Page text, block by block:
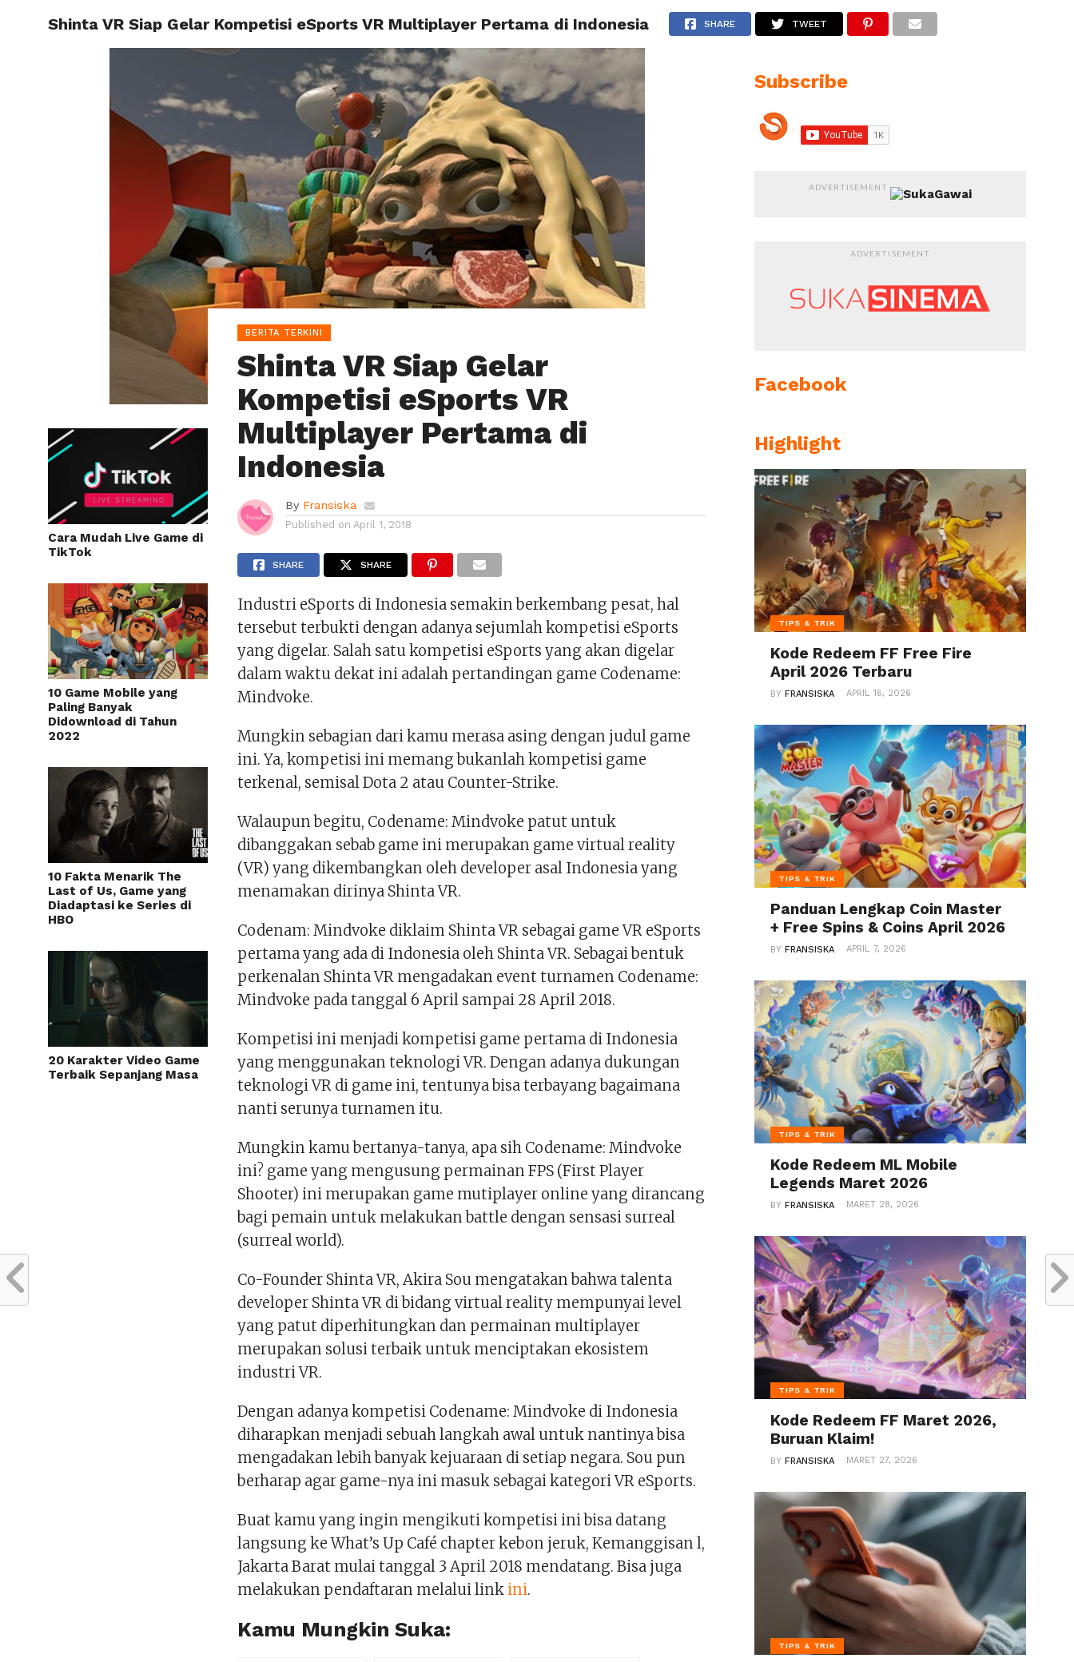
HOME BERITA TIPS & TRIK REVIEW PRESS RELEASE
Shinta VR Siap Gelar Kompetisi eSports VR Multiplayer Pertama di Indonesia SHARE TWEET
Cara Mudah Live Game di
TikTok
10 Game Mobile yang
Paling Banyak
Didownload di Tahun
2022
10 Fakta Menarik The
Last of Us, Game yang
Diadaptasi ke Series di
HBO
20 Karakter Video Game
Terbaik Sepanjang Masa
BERITA TERKINI
Shinta VR Siap Gelar
Kompetisi eSports VR
Multiplayer Pertama di
Indonesia
By Fransiska
Published on April 1, 2018
SHARE SHARE
Industri eSports di Indonesia semakin berkembang pesat, hal
tersebut terbukti dengan adanya sejumlah kompetisi eSports
yang digelar. Salah satu kompetisi eSports yang akan digelar
dalam waktu dekat ini adalah pertandingan game Codename:
Mindvoke.
Mungkin sebagian dari kamu merasa asing dengan judul game
ini. Ya, kompetisi ini memang bukanlah kompetisi game
terkenal, semisal Dota 2 atau Counter-Strike.
Walaupun begitu, Codename: Mindvoke patut untuk
dibanggakan sebab game ini merupakan game virtual reality
(VR) yang dikembangkan oleh developer asal Indonesia yang
menamakan dirinya Shinta VR.
Codenam: Mindvoke diklaim Shinta VR sebagai game VR eSports
pertama yang ada di Indonesia oleh Shinta VR. Sebagai bentuk
perkenalan Shinta VR mengadakan event turnamen Codename:
Mindvoke pada tanggal 6 April sampai 28 April 2018.
Kompetisi ini menjadi kompetisi game pertama di Indonesia
yang menggunakan teknologi VR. Dengan adanya dukungan
teknologi VR di game ini, tentunya bisa terbayang bagaimana
nanti serunya turnamen itu.
Mungkin kamu bertanya-tanya, apa sih Codename: Mindvoke
ini? game yang mengusung permainan FPS (First Player
Shooter) ini merupakan game mutiplayer online yang dirancang
bagi pemain untuk melakukan battle dengan sensasi surreal
(surreal world).
Co-Founder Shinta VR, Akira Sou mengatakan bahwa talenta
developer Shinta VR di bidang virtual reality mempunyai level
yang patut diperhitungkan dan permainan multiplayer
merupakan solusi terbaik untuk menciptakan ekosistem
industri VR.
Dengan adanya kompetisi Codename: Mindvoke di Indonesia
diharapkan menjadi sebuah langkah awal untuk nantinya bisa
mengadakan lebih banyak kejuaraan di setiap negara. Sou pun
berharap agar game-nya ini masuk sebagai kategori VR eSports.
Buat kamu yang ingin mengikuti kompetisi ini bisa datang
langsung ke What’s Up Café chapter kebon jeruk, Kemanggisan l,
Jakarta Barat mulai tanggal 3 April 2018 mendatang. Bisa juga
melakukan pendaftaran melalui linkini.
Kamu Mungkin Suka:
Subscribe
ADVERTISEMENT
ADVERTISEMENT
Facebook
Highlight
TIPS & TRIK
Kode Redeem FF Free Fire
April 2026 Terbaru
BYFRANSISKA APRIL 16, 2026
TIPS & TRIK
Panduan Lengkap Coin Master
+ Free Spins & Coins April 2026
BYFRANSISKA APRIL 7, 2026
TIPS & TRIK
Kode Redeem ML Mobile
Legends Maret 2026
BYFRANSISKA MARET 28, 2026
TIPS & TRIK
Kode Redeem FF Maret 2026,
Buruan Klaim!
BYFRANSISKA MARET 27, 2026
TIPS & TRIK